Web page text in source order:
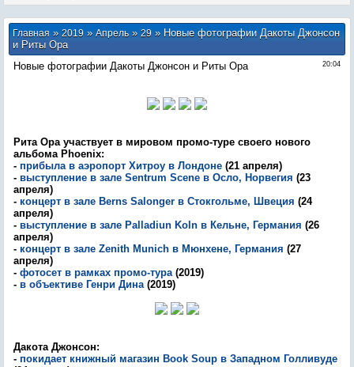
Главная»2019 » Апрель » 29» Новые фотографии Дакоты Джонсон
и Риты Ора
20:04
Новые фотографии Дакоты Джонсон и Риты Ора
Рита Ора участвует в мировом промо-туре своего нового
альбома Phoenix:
- прибыла в аэропорт Хитроу в Лондоне (21 апреля)
- выступление в зале Sentrum Scene в Осло, Норвегия (23
апреля)
- концерт в зале Berns Salonger в Стокгольме, Швеция (24
апреля)
- выступление в зале Palladiun Koln в Кельне, Германия (26
апреля)
- концерт в зале Zenith Munich в Мюнхене, Германия (27
апреля)
- фотосет в рамках промо-тура(2019)
- в объективе Генри Дина(2019)
Дакота Джонсон:
- покидает книжный магазин Book Soup в Западном Голливуде